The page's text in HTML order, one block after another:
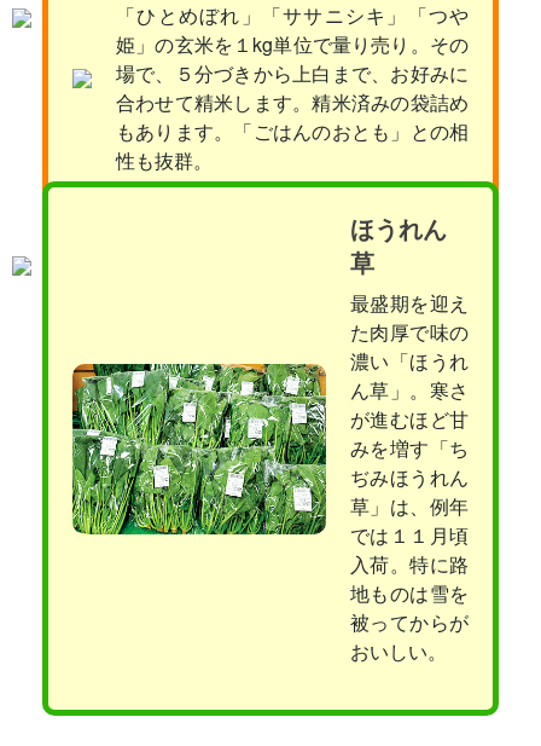
「ひとめぼれ」「ササニシキ」「つや
姫」の玄米を１kg単位で量り売り。その
場で、５分づきから上白まで、お好みに
合わせて精米します。精米済みの袋詰め
もあります。「ごはんのおとも」との相
性も抜群。
ほうれん
草
最盛期を迎え
た肉厚で味の
濃い「ほうれ
ん草」。寒さ
が進むほど甘
みを増す「ち
ぢみほうれん
草」は、例年
では１１月頃
入荷。特に路
地ものは雪を
被ってからが
おいしい。